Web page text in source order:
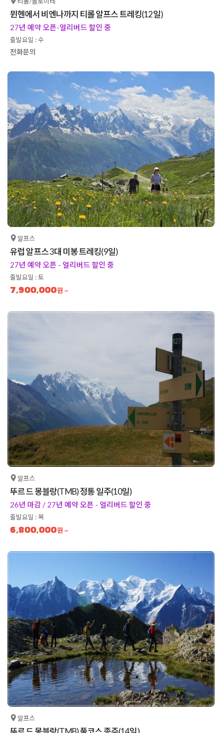
뮌헨에서 비엔나까지 티롤 알프스 트레킹(12일)
27년 예약 오픈-얼리버드 할인 중
출발요일 : 수
전화문의
알프스
유럽 알프스 3대 미봉 트레킹(9일)
27년 예약 오픈 - 얼리버드 할인 중
출발요일 : 토
7,900,000원 ~
알프스
뚜르 드 몽블랑(TMB) 정통 일주(10일)
26년 마감 / 27년 예약 오픈 - 얼리버드 할인 중
출발요일 : 목
6,800,000원 ~
알프스